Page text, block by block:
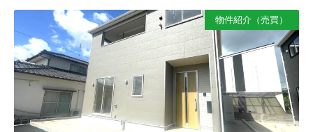
物件紹介（売買）